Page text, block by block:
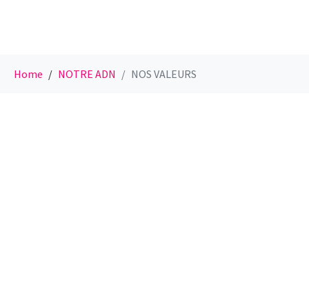
Home NOTRE ADN NOS VALEURS